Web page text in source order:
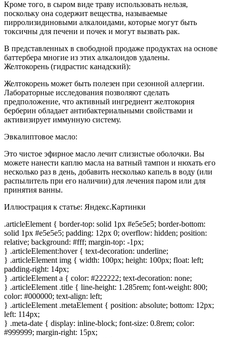
Кроме того, в сыром виде траву использовать нельзя,
поскольку она содержит вещества, называемые
пирролизидиновыми алкалоидами, которые могут быть
токсичны для печени и почек и могут вызвать рак.
В представленных в свободной продаже продуктах на основе
баттербера многие из этих алкалоидов удалены.
Желтокорень (гидрастис канадский):
Желтокорень может быть полезен при сезонной аллергии.
Лабораторные исследования позволяют сделать
предположение, что активный ингредиент желтокорня
берберин обладает антибактериальными свойствами и
активизирует иммунную систему.
Эвкалиптовое масло:
Это чистое эфирное масло лечит слизистые оболочки. Вы
можете нанести каплю масла на ватный тампон и нюхать его
несколько раз в день, добавить несколько капель в воду (или
распылитель при его наличии) для лечения паром или для
принятия ванны.
Иллюстрация к статье: Яндекс.Картинки
.articleElement { border-top: solid 1px #e5e5e5; border-bottom:
solid 1px #e5e5e5; padding: 12px 0; overflow: hidden; position:
relative; background: #fff; margin-top: -1px;
} .articleElement:hover { text-decoration: underline;
} .articleElement img { width: 100px; height: 100px; float: left;
padding-right: 14px;
} .articleElement a { color: #222222; text-decoration: none;
} .articleElement .title { line-height: 1.285rem; font-weight: 800;
color: #000000; text-align: left;
} .articleElement .metaElement { position: absolute; bottom: 12px;
left: 114px;
} .meta-date { display: inline-block; font-size: 0.8rem; color:
#999999; margin-right: 15px;